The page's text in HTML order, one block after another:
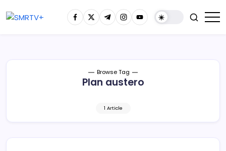
Browse Tag
Plan austero
1 Article